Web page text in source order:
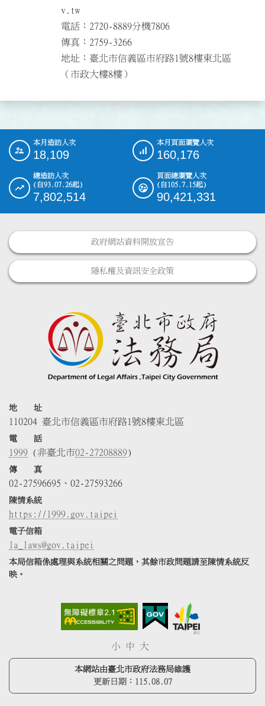
v.tw
電話：2720-8889分機7806
傳真：2759-3266
地址：臺北市信義區市府路1號8樓東北區
（市政大樓8樓）
::: 本月造訪人次
18,109
本月頁面瀏覽人次
160,176
總造訪人次
(自93.07.26起)
7,802,514
頁面總瀏覽人次
(自105.7.15起)
90,421,331
政府網站資料開放宣告
隱私權及資訊安全政策
地 址
110204 臺北市信義區市府路1號8樓東北區
電 話
1999 (非臺北市02-27208889)
傳 真
02-27596695、02-27593266
陳情系統
https://1999.gov.taipei
電子信箱
la_laws@gov.taipei
本局信箱係處理與系統相關之問題，其餘市政問題請至陳情系統反
映。
小 中 大
本網站由臺北市政府法務局維護
更新日期： 115.08.07